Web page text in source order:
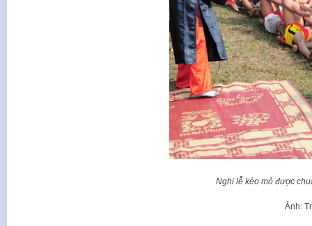
Nghi lễ kéo mỏ được
Ảnh: